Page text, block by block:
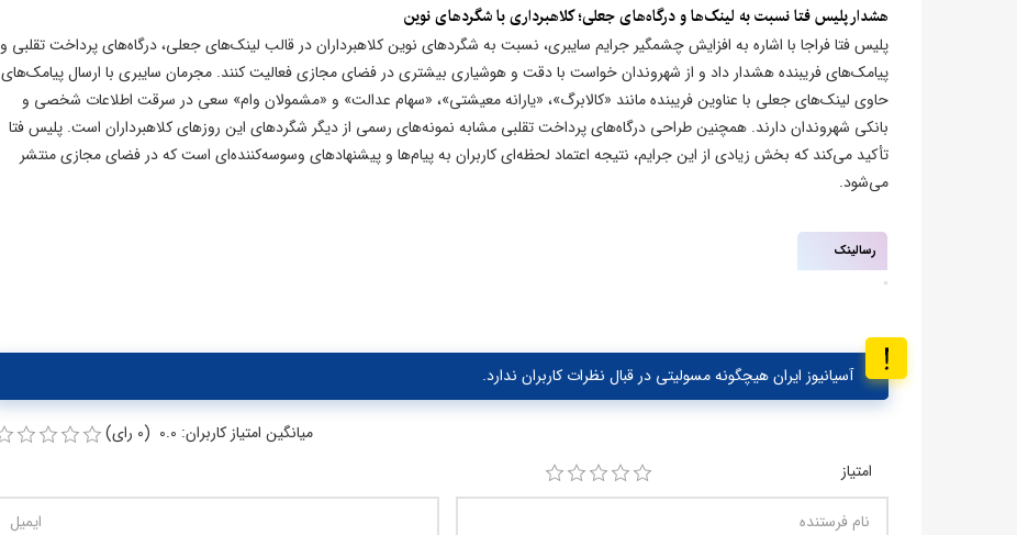
​هشدار پلیس فتا نسبت به لینک‌ها و درگاه‌های جعلی؛ کلاهبرداری با شگردهای نوین
پلیس فتا فراجا با اشاره به افزایش چشمگیر جرایم سایبری، نسبت به شگردهای نوین کلاهبرداران در قالب لینک‌های جعلی، درگاه‌های پرداخت تقلبی و
پیامک‌های فریبنده هشدار داد و از شهروندان خواست با دقت و هوشیاری بیشتری در فضای مجازی فعالیت کنند. مجرمان سایبری با ارسال پیامک‌های
حاوی لینک‌های جعلی با عناوین فریبنده مانند «کالابرگ»، «یارانه معیشتی»، «سهام عدالت» و «مشمولان وام» سعی در سرقت اطلاعات شخصی و
بانکی شهروندان دارند. همچنین طراحی درگاه‌های پرداخت تقلبی مشابه نمونه‌های رسمی از دیگر شگردهای این روزهای کلاهبرداران است. پلیس فتا
تأکید می‌کند که بخش زیادی از این جرایم، نتیجه اعتماد لحظه‌ای کاربران به پیام‌ها و پیشنهادهای وسوسه‌کننده‌ای است که در فضای مجازی منتشر
می‌شود.
رسالینک
آسیانیوز ایران هیچگونه مسولیتی در قبال نظرات کاربران ندارد.
میانگین امتیاز کاربران: 0.0 (0 رای)
امتیاز